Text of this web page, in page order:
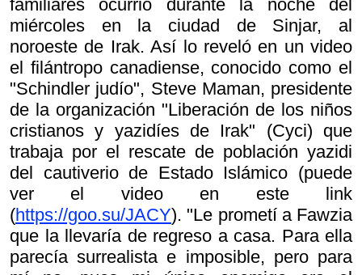
familiares ocurrió durante la noche del
miércoles en la ciudad de Sinjar, al
noroeste de Irak. Así lo reveló en un video
el filántropo canadiense, conocido como el
"Schindler judío", Steve Maman, presidente
de la organización "Liberación de los niños
cristianos y yazidíes de Irak" (Cyci) que
trabaja por el rescate de población yazidi
del cautiverio de Estado Islámico (puede
ver el video en este link
(https://goo.su/JACY). "Le prometí a Fawzia
que la llevaría de regreso a casa. Para ella
parecía surrealista e imposible, pero para